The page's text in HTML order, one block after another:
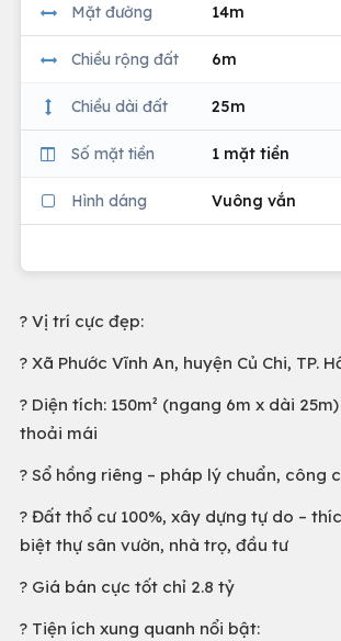
Mặt đường 14m
Chiều rộng đất 6m
Chiều dài đất 25m
Số mặt tiền 1 mặt tiền
Hình dáng Vuông vắn
? Vị trí cực đẹp:
? Xã Phước Vĩnh An, huyện Củ Chi, TP.
? Diện tích: 150m² (ngang 6m x dài
thoải mái
? Sổ hồng riêng – pháp lý chuẩn, công
?️ Đất thổ cư 100%, xây dựng tự do –
biệt thự sân vườn, nhà trọ, đầu tư
? Giá bán cực tốt chỉ 2.8 tỷ
? Tiện ích xung quanh nổi bật: